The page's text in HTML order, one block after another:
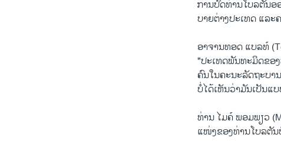
ການ​ປົດ​ທ່ານ​ໂບ​ລ​ຕັນ​ອ
ບາຍ​ຕ່າງ​ປະ​ເທດ ແລ
ອາ​ຈານທອດ ແບ​ລ​ທ໌
"ປະ​ເທດ​ພັນ​ທະ​ມິດ​ຂອ
ຄົນ​ໃນ​ຄະ​ນະລັດ​ຖະ​ບາ
ບໍ່​ໄດ້​ເຫັນວ່າ​ມັນເປັນ​ແ
ທ່ານ ໄມ​ຄ໌ ພອມ​ພຽວ
ແໜ່ງ​ຂອງ​ທ່ານ​ໂບ​ລ​ຕັນ